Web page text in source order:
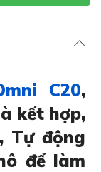
C20,
kết hợp,
Tự động
để làm